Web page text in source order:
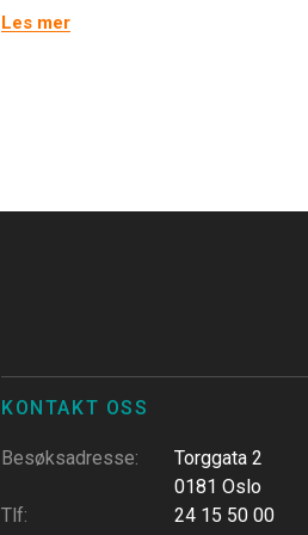
Les mer
KONTAKT OSS
Besøksadresse:
Torggata 2
0181 Oslo
Tlf:
24 15 50 00